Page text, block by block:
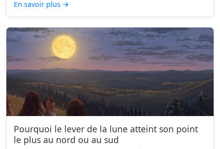
En savoir plus →
Pourquoi le lever de la lune atteint son point
le plus au nord ou au sud